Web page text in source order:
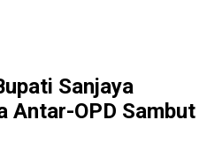
Sanjaya
Antar-OPD Sambut